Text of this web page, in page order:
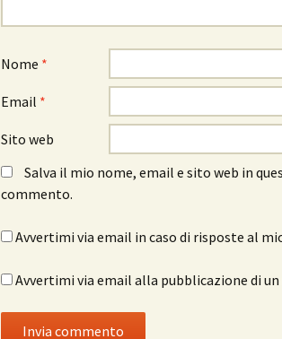
Nome *
Email *
Sito web
Salva il mio nome, email e sito web in
commento.
Avvertimi via email in caso di risposte al
Avvertimi via email alla pubblicazione di